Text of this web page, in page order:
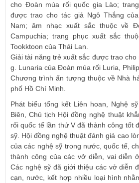
cho Đoàn múa rối quốc gia Lào;
được trao cho tác giả Ngô Thắng
Nam; âm nhạc xuất sắc thuộc về
Campuchia; trang phục xuất sắc
Tookktoon của Thái Lan.
Giải tài năng trẻ xuất sắc được trao cho
g. Lunaria của Đoàn múa rối Luria,
Chương trình ấn tượng thuộc về Nhà
phố Hồ Chí Minh.
Phát biểu tổng kết Liên hoan, Nghệ
Biên, Chủ tịch Hội đồng nghệ thuật
rối quốc tế lần thứ V đã thành công tốt
sỹ. Hội đồng nghệ thuật đánh giá cao
của các nghệ sỹ trong nước, quốc tế,
thành công của các vở diễn, vai diễn
Các nghệ sỹ đã giới thiệu các vở diễn
cạn, nước, kết hợp nhiều loại hình